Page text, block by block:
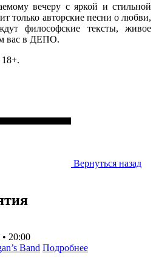
вечеру с яркой и стильной
только авторские песни о любви,
философские тексты, живое
вас в ДЕПО.
Вернуться назад
20:00
Band Подробнее